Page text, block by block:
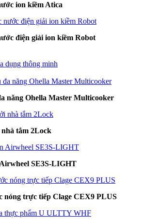
ion kiềm Atica
điện giải ion kiềm Robot
dụng thông minh
năng Ohella Master Multicooker
tắm 2Lock
SE3S-LIGHT
nóng trực tiếp Clage CEX9 PLUS